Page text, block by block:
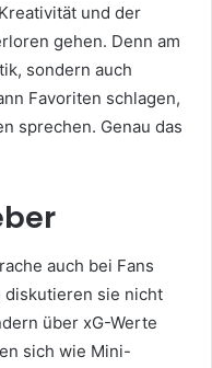
und der
gehen. Denn am
sondern auch
Favoriten schlagen,
sprechen. Genau das
auch bei Fans
diskutieren sie nicht
über xG-Werte
sich wie Mini-